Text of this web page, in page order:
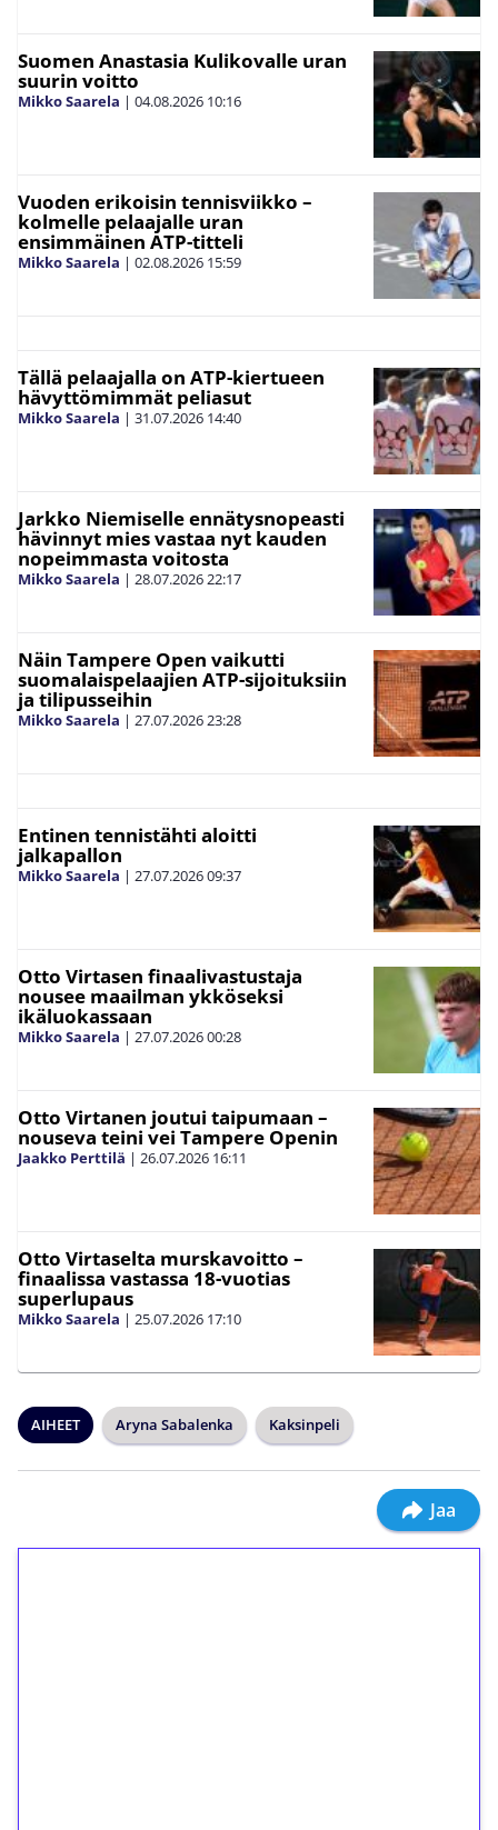
Suomen Anastasia Kulikovalle uran
suurin voitto
Mikko Saarela | 04.08.2026 10:16
Vuoden erikoisin tennisviikko –
kolmelle pelaajalle uran
ensimmäinen ATP-titteli
Mikko Saarela | 02.08.2026 15:59
Tällä pelaajalla on ATP-kiertueen
hävyttömimmät peliasut
Mikko Saarela | 31.07.2026 14:40
Jarkko Niemiselle ennätysnopeasti
hävinnyt mies vastaa nyt kauden
nopeimmasta voitosta
Mikko Saarela | 28.07.202622:17
Näin Tampere Open vaikutti
suomalaispelaajien ATP-sijoituksiin
ja tilipusseihin
Mikko Saarela | 27.07.202623:28
Entinen tennistähti aloitti
jalkapallon
Mikko Saarela | 27.07.202609:37
Otto Virtasen finaalivastustaja
nousee maailman ykköseksi
ikäluokassaan
Mikko Saarela | 27.07.202600:28
Otto Virtanen joutui taipumaan –
nouseva teini vei Tampere Openin
Jaakko Perttilä | 26.07.2026 16:11
Otto Virtaselta murskavoitto –
finaalissa vastassa 18-vuotias
superlupaus
Mikko Saarela | 25.07.2026 17:10
AIHEET Aryna Sabalenka Kaksinpeli
Jaa